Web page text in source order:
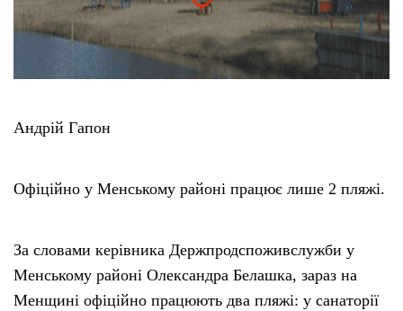
Андрій Гапон
Офіційно у Менському районі працює лише 2 пляжі.
За словами керівника Держпродспоживслужби у
Менському районі Олександра Белашка, зараз на
Менщині офіційно працюють два пляжі: у санаторії